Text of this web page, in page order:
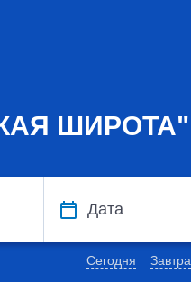
ШИРОТА"
Дата
Сегодня Завтра